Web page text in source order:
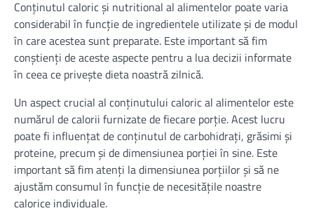
Conținutul caloric și nutritional al alimentelor poate varia
considerabil în funcție de ingredientele utilizate și de modul
în care acestea sunt preparate. Este important să fim
conștienți de aceste aspecte pentru a lua decizii informate
în ceea ce privește dieta noastră zilnică.
Un aspect crucial al conținutului caloric al alimentelor este
numărul de calorii furnizate de fiecare porție. Acest lucru
poate fi influențat de conținutul de carbohidrați, grăsimi și
proteine, precum și de dimensiunea porției în sine. Este
important să fim atenți la dimensiunea porțiilor și să ne
ajustăm consumul în funcție de necesitățile noastre
calorice individuale.